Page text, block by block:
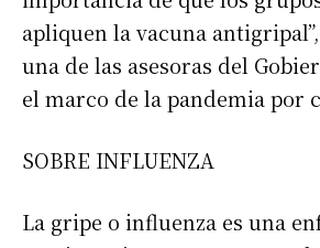
apliquen la vacuna
una de las asesoras del
el marco de la pandemia por
SOBRE INFLUENZA
La gripe o influenza es una